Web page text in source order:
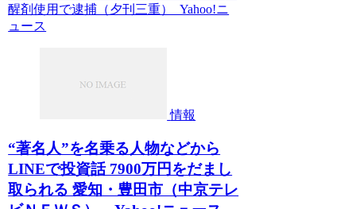
醒剤使用で逮捕（夕刊三重） Yahoo!ニ
ュース
情報
“著名人”を名乗る人物などから
LINEで投資話 7900万円をだまし
取られる 愛知・豊田市（中京テレ